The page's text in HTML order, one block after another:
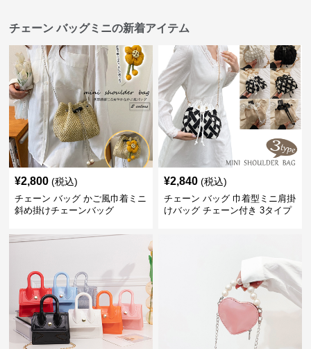
チェーン バッグミニの新着アイテム
¥2,800 (税込)
チェーン バッグ かご風巾着ミニ
斜め掛けチェーンバッグ
¥2,840 (税込)
チェーン バッグ 巾着型ミニ肩掛
けバッグ チェーン付き 3タイプ